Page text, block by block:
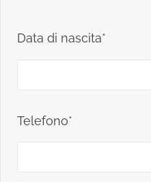
Data di nascita*
Telefono*